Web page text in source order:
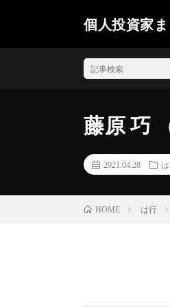
個人投資家
藤原 巧
2021.04.28
HOME は行